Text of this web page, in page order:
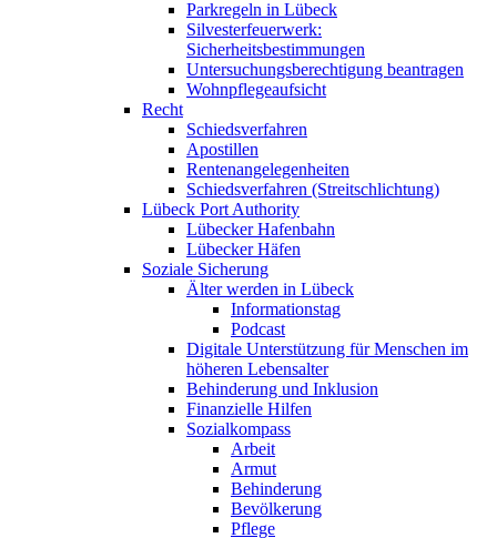
Parkregeln in Lübeck
Silvesterfeuerwerk:
Sicherheitsbestimmungen
Untersuchungsberechtigung beantragen
Wohnpflegeaufsicht
Recht
Schiedsverfahren
Apostillen
Rentenangelegenheiten
Schiedsverfahren (Streitschlichtung)
Lübeck Port Authority
Lübecker Hafenbahn
Lübecker Häfen
Soziale Sicherung
Älter werden in Lübeck
Informationstag
Podcast
Digitale Unterstützung für Menschen im
höheren Lebensalter
Behinderung und Inklusion
Finanzielle Hilfen
Sozialkompass
Arbeit
Armut
Behinderung
Bevölkerung
Pflege